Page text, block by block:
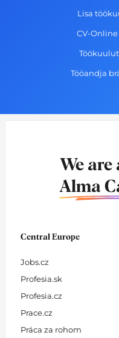
Lisa
CV-
Tööandja
We are
Alma
Central Europe
Jobs.cz
Profesia.sk
Profesia.cz
Prace.cz
Práca za rohom